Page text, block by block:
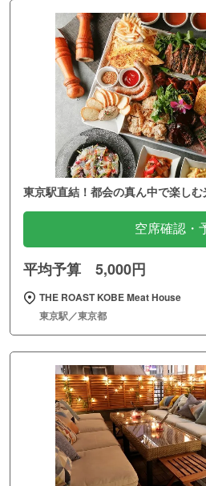
東京駅直結！都会の真ん中で楽し
空席確認・
平均予算 5,000円
THE ROAST KOBE Meat House
東京駅／東京都